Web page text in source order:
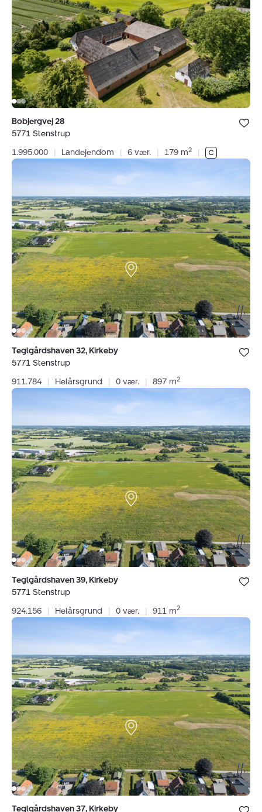
Bolig er
under dine
Bobjergvej 28
5771 Stenstrup
1.995.000
| Landejendom | 6 vær. | 179 m2 |
Helårsgrund:
Teglgårdshaven
32,
Kirkeby,
5771
Stenstrup
Bolig er
under dine
Teglgårdshaven 32, Kirkeby
5771 Stenstrup
911.784
| Helårsgrund | 0 vær. | 897 m2
Helårsgrund:
Teglgårdshaven
39,
Kirkeby,
5771
Stenstrup
Bolig er
under dine
Teglgårdshaven 39, Kirkeby
5771 Stenstrup
924.156
| Helårsgrund | 0 vær. | 911 m2
Helårsgrund:
Teglgårdshaven
37,
Kirkeby,
5771
Stenstrup
Bolig er
Teglgårdshaven 37, Kirkeby